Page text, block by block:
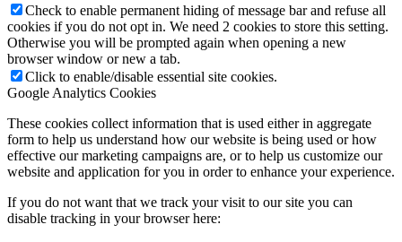
Check to enable permanent hiding of message bar and refuse all
cookies if you do not opt in. We need 2 cookies to store this setting.
Otherwise you will be prompted again when opening a new
browser window or new a tab.
Click to enable/disable essential site cookies.
Google Analytics Cookies
These cookies collect information that is used either in aggregate
form to help us understand how our website is being used or how
effective our marketing campaigns are, or to help us customize our
website and application for you in order to enhance your experience.
If you do not want that we track your visit to our site you can
disable tracking in your browser here: